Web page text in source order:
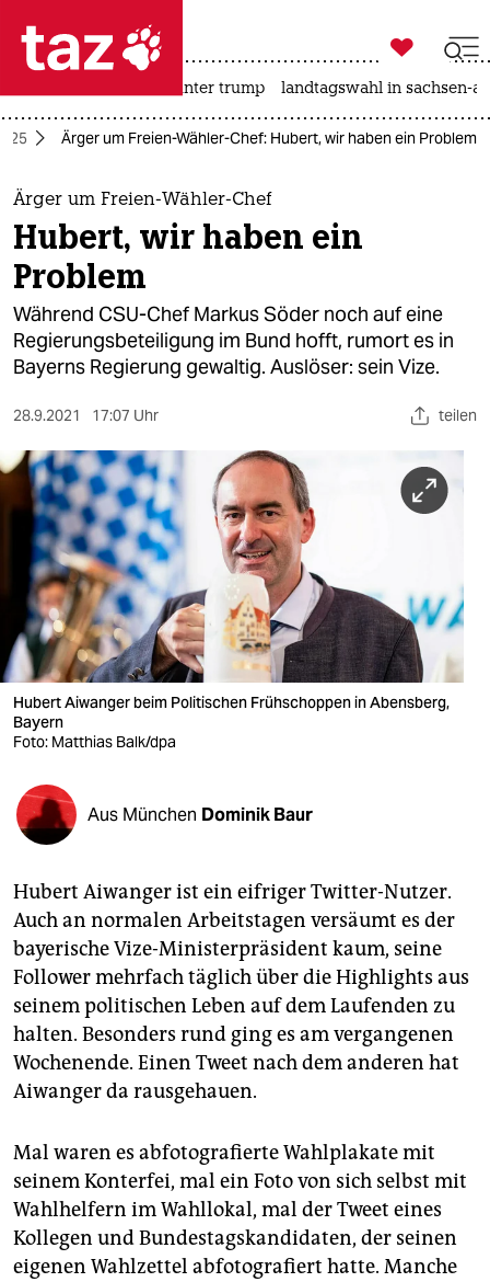
 taz zahl ich
taz zahl ich
themen
politik
öko
gesellschaft
sport
berlin
nord
wahrheit
verlag
verlag
veranstaltungen
fragen & hilfe
abo
genossenschaft
epaper login

taz zahl ich
usa unter trump landtagswahl in sachsen-
Ärger um Freien-Wähler-Chef: Hubert, wir haben ein Problem
Ärger um Freien-Wähler-Chef
Hubert, wir haben ein
Problem
Während CSU-Chef Markus Söder noch auf eine
Regierungsbeteiligung im Bund hofft, rumort es in
Bayerns Regierung gewaltig. Auslöser: sein Vize.
28.9.2021 17:07 Uhr teilen
Hubert Aiwanger beim Politischen Frühschoppen in Abensberg,
Bayern
Foto: Matthias Balk/dpa
Aus München Dominik Baur
Hubert Aiwanger ist ein eifriger Twitter-Nutzer.
Auch an normalen Arbeitstagen versäumt es der
bayerische Vize-Ministerpräsident kaum, seine
Follower mehrfach täglich über die Highlights aus
seinem politischen Leben auf dem Laufenden zu
halten. Besonders rund ging es am vergangenen
Wochenende. Einen Tweet nach dem anderen hat
Aiwanger da rausgehauen.
Mal waren es abfotografierte Wahlplakate mit
seinem Konterfei, mal ein Foto von sich selbst mit
Wahlhelfern im Wahllokal, mal der Tweet eines
Kollegen und Bundestagskandidaten, der seinen
eigenen Wahlzettel abfotografiert hatte. Manche